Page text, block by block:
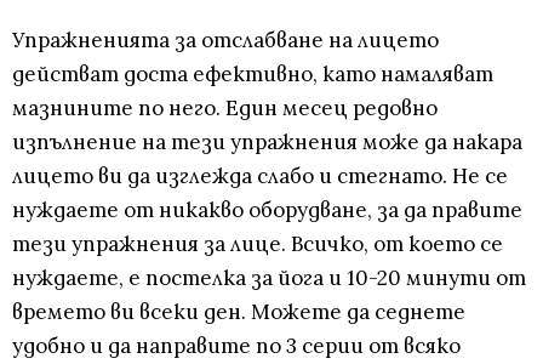
Упражненията за отслабване на лицето
действат доста ефективно, като намаляват
мазнините по него. Един месец редовно
изпълнение на тези упражнения може да накара
лицето ви да изглежда слабо и стегнато. Не се
нуждаете от никакво оборудване, за да правите
тези упражнения за лице. Всичко, от което се
нуждаете, е постелка за йога и 10-20 минути от
времето ви всеки ден. Можете да седнете
удобно и да направите по 3 серии от всяко